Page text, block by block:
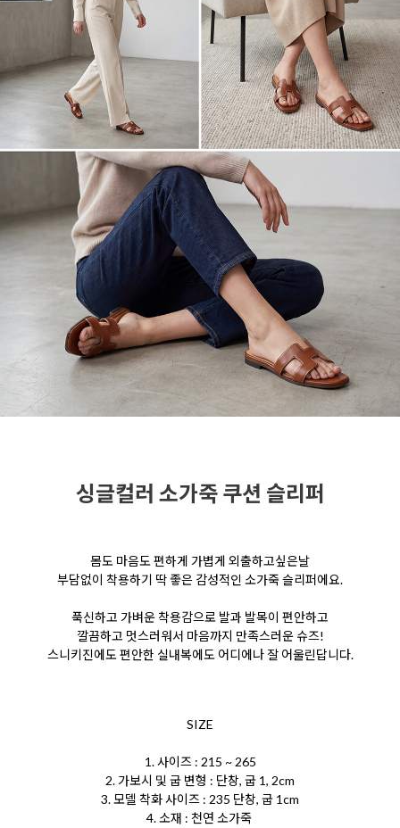
싱글컬러 소가죽 쿠션 슬리퍼
몸도 마음도 편하게 가볍게 외출하고싶은날
부담없이 착용하기 딱 좋은 감성적인 소가죽 슬리퍼에요.
푹신하고 가벼운 착용감으로 발과 발목이 편안하고
깔끔하고 멋스러워서 마음까지 만족스러운 슈즈!
스니키진에도 편안한 실내복에도 어디에나 잘 어울린답니다.
SIZE
1. 사이즈 : 215 ~ 265
2. 가보시 및 굽 변형 : 단창, 굽 1, 2cm
3. 모델 착화 사이즈 : 235 단창, 굽 1cm
4. 소재 : 천연 소가죽